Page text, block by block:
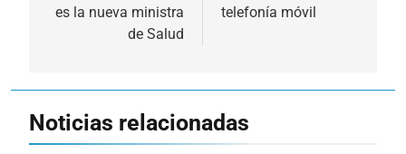
es la nueva ministra
de Salud
telefonía móvil
Noticias relacionadas